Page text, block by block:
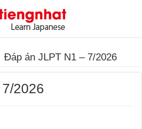
Đáp án JLPT N1 – 7/2026
2026